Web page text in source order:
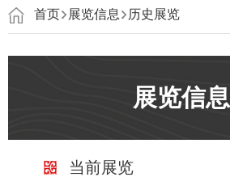
首页 展览信息 历史展览
展览信息
当前展览